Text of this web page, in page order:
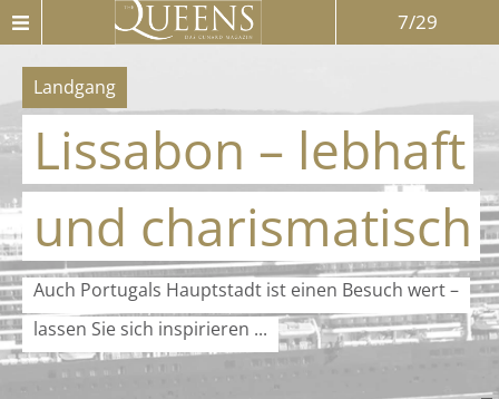
7/29
Landgang
Lissabon – lebhaft
und charismatisch
Auch Portugals Hauptstadt ist einen Besuch wert –
lassen Sie sich inspirieren ...